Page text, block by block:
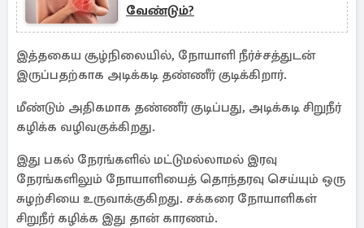
வேண்டும்?
இத்தகைய சூழ்நிலையில், நோயாளி நீர்ச்சத்துடன்
இருப்பதற்காக அடிக்கடி தண்ணீர் குடிக்கிறார்.
மீண்டும் அதிகமாக தண்ணீர் குடிப்பது, அடிக்கடி சிறுநீர்
கழிக்க வழிவகுக்கிறது.
இது பகல் நேரங்களில் மட்டுமல்லாமல் இரவு
நேரங்களிலும் நோயாளியைத் தொந்தரவு செய்யும் ஒரு
சுழற்சியை உருவாக்குகிறது. சக்கரை நோயாளிகள்
சிறுநீர் கழிக்க இது தான் காரணம்.